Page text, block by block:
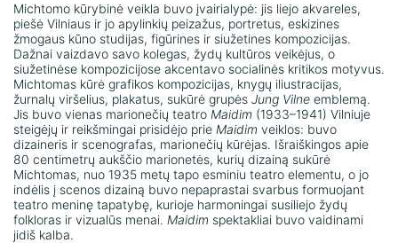
Konsultacijų ir ekspertizių paslaugos
Žako Lipšico muziejaus ekspozicija
Lite XX amžiaus žiemą
MĖNESIO EKSPONATAS. Zalė Bekeris. Uosto krovikai
Kovo mėnesio eksponatas - Elenos Bermanaitės laiškas
gelbėtojai Marijai Dagilienei
2026 m. balandžio mėnesio eksponatas - Žako Lipšico
skulptūra „Stebuklas II“
2026 m. birželio mėnesio eksponatas - Rafaelio Chvoleso
„Gaono sinagogos griuvėsiai“
Michtomo kūrybinė veikla buvo įvairialypė: jis liejo akvareles,
piešė Vilniaus ir jo apylinkių peizažus, portretus, eskizines
žmogaus kūno studijas, figūrines ir siužetines kompozicijas.
Dažnai vaizdavo savo kolegas, žydų kultūros veikėjus, o
siužetinėse kompozicijose akcentavo socialinės kritikos motyvus.
Michtomas kūrė grafikos kompozicijas, knygų iliustracijas,
žurnalų viršelius, plakatus, sukūrė grupės Jung Vilne emblemą.
Jis buvo vienas marionečių teatro Maidim (1933–1941) Vilniuje
steigėjų ir reikšmingai prisidėjo prie Maidim veiklos: buvo
dizaineris ir scenografas, marionečių kūrėjas. Išraiškingos apie
80 centimetrų aukščio marionetės, kurių dizainą sukūrė
Michtomas, nuo 1935 metų tapo esminiu teatro elementu, o jo
indėlis į scenos dizainą buvo nepaprastai svarbus formuojant
teatro meninę tapatybę, kurioje harmoningai susiliejo žydų
folkloras ir vizualūs menai. Maidim spektakliai buvo vaidinami
jidiš kalba.